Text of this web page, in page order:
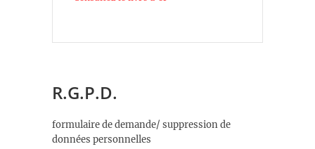
R.G.P.D.
formulaire de demande/ suppression de
données personnelles